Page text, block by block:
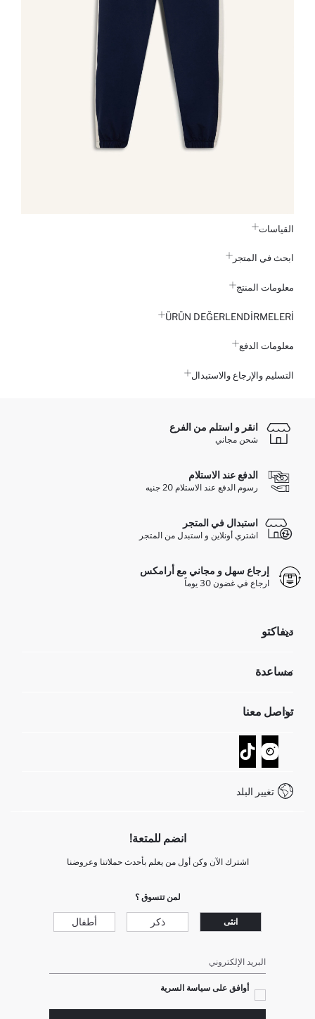
القياسات
ابحث في المتجر
معلومات المنتج
ÜRÜN DEĞERLENDİRMELERİ
معلومات الدفع
التسليم والإرجاع والاستبدال
انقر و استلم من الفرع
شحن مجاني
الدفع عند الاستلام
رسوم الدفع عند الاستلام 20 جنيه
استبدال في المتجر
اشتري أونلاين و استبدل من المتجر
إرجاع سهل و مجاني مع أرامكس
ارجاع في غضون 30 يوماً
ديفاكتو
تعرف علينا
GIFT CLUB
مساعدة
عمليات الارجاع و الاستبدال السهلة
تتبع الشحنة
كيف يمكنك التسوق في ديفاكتو ؟
كيف تدفع في ديفاكتو؟
شروط المنافسة
تواصل معنا
نموذج الاتصال
خدمة العملاء
Call Center 19782
تغيير البلد
انضم للمتعة!
اشترك الآن وكن أول من يعلم بأحدث حملاتنا وعروضنا
لمن تتسوق ؟
انثى ذكر أطفال
البريد الإلكتروني
أوافق على سياسة السرية